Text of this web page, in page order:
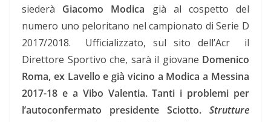
siederà Giacomo Modica già al cospetto del
numero uno peloritano nel campionato di Serie D
2017/2018. Ufficializzato, sul sito dell’Acr il
Direttore Sportivo che, sarà il giovane Domenico
Roma, ex Lavello e già vicino a Modica a Messina
2017-18 e a Vibo Valentia. Tanti i problemi per
l’autoconfermato presidente Sciotto. Strutture